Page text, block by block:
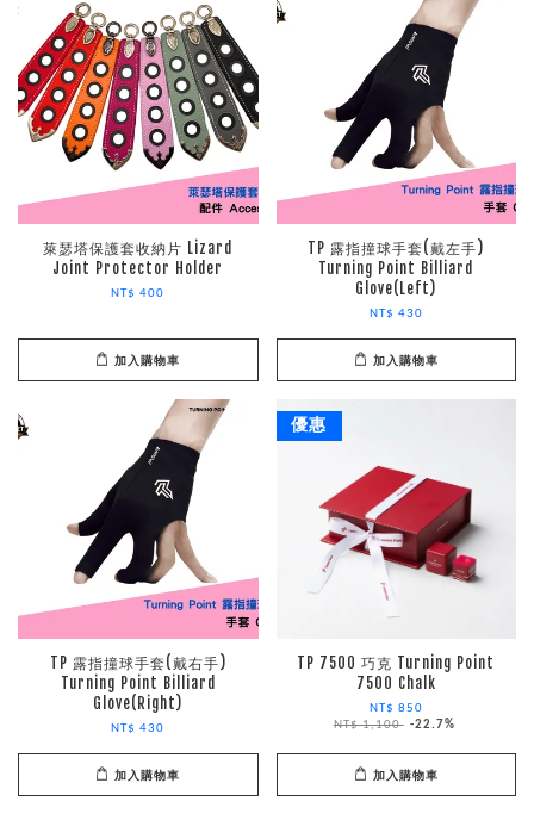
萊瑟塔保護套收納片 Lizard
Joint Protector Holder
NT$ 400
加入購物車
TP 露指撞球手套(戴左手)
Turning Point Billiard
Glove(Left)
NT$ 430
加入購物車
TP 露指撞球手套(戴右手)
Turning Point Billiard
Glove(Right)
NT$ 430
加入購物車
優惠
TP 7500 巧克 Turning Point
7500 Chalk
NT$ 850
NT$ 1,100 -22.7%
加入購物車